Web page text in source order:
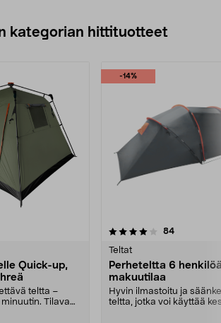
kategorian hittituotteet
Quick-up,
teltta –
Tilava
-14%
84arvostelut
Teltat
Perheteltta 6
makuutilaa
Hyvin ilmastoitu ja
teltta, jotka voi käyttää
3.0 viidestä